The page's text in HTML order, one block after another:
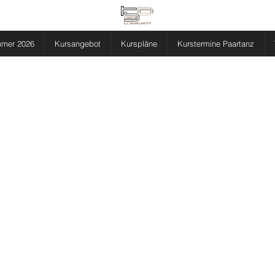
2026 Kursangebot Kurspläne Kurstermine Paartanz